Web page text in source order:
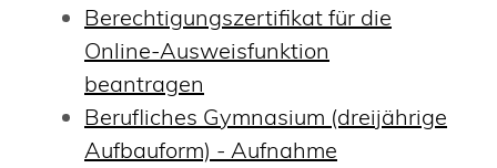
Berechtigungszertifikat für die
Online-Ausweisfunktion
beantragen
Berufliches Gymnasium (dreijährige
Aufbauform) - Aufnahme